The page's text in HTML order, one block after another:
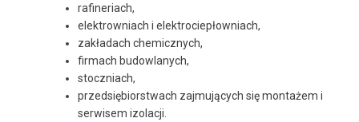
rafineriach,
elektrowniach i elektrociepłowniach,
zakładach chemicznych,
firmach budowlanych,
stoczniach,
przedsiębiorstwach zajmujących się montażem i
serwisem izolacji.